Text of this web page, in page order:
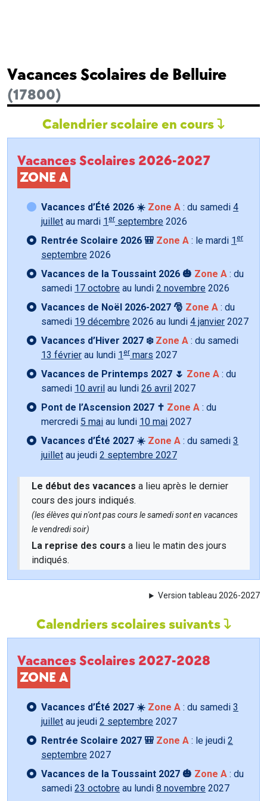
Vacances Scolaires de Belluire
(17800)
Calendrier scolaire en cours
Vacances Scolaires 2026-2027
ZONE A
Vacances d’Été 2026 ☀️ Zone A : du samedi 4
juillet au mardi 1 er septembre 2026
Rentrée Scolaire 2026 🎒 Zone A : le mardi 1 er
septembre 2026
Vacances de la Toussaint 2026 🎃 Zone A : du
samedi 17 octobre au lundi 2 novembre 2026
Vacances de Noël 2026-2027 🎅 Zone A : du
samedi 19 décembre 2026 au lundi 4 janvier 2027
Vacances d’Hiver 2027 ❄️ Zone A : du samedi
13 février au lundi 1 er mars 2027
Vacances de Printemps 2027 🌷 Zone A : du
samedi 10 avril au lundi 26 avril 2027
Pont de l’Ascension 2027 ✝️ Zone A : du
mercredi 5 mai au lundi 10 mai 2027
Vacances d’Été 2027 ☀️ Zone A : du samedi 3
juillet au jeudi 2 septembre 2027
Le début des vacances a lieu après le dernier
cours des jours indiqués.
(les élèves qui n'ont pas cours le samedi sont en vacances
le vendredi soir)
La reprise des cours a lieu le matin des jours
indiqués.
Version tableau 2026-2027
Calendriers scolaires suivants
Vacances Scolaires 2027-2028
ZONE A
Vacances d’Été 2027 ☀️ Zone A : du samedi 3
juillet au jeudi 2 septembre 2027
Rentrée Scolaire 2027 🎒 Zone A : le jeudi 2
septembre 2027
Vacances de la Toussaint 2027 🎃 Zone A : du
samedi 23 octobre au lundi 8 novembre 2027